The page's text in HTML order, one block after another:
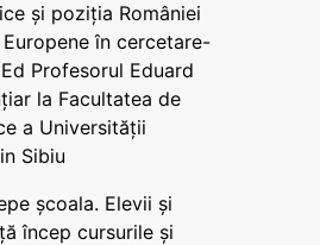
și poziția României
în cercetare-
Profesorul Eduard
la Facultatea de
a Universității
Sibiu
școala. Elevii și
încep cursurile și